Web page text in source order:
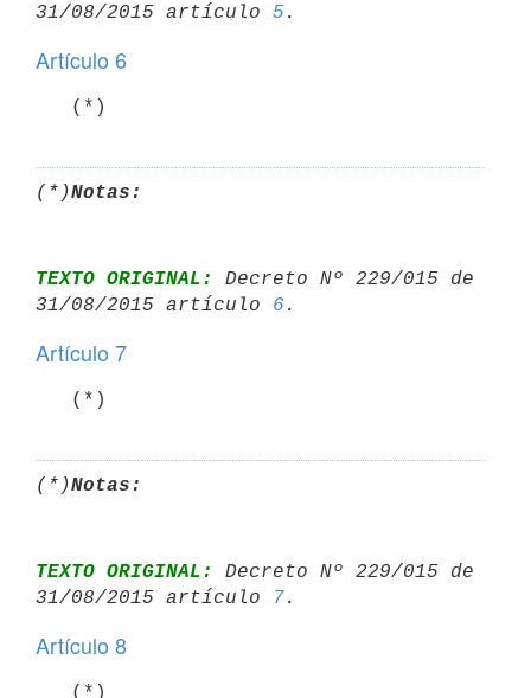
31/08/2015 artículo 5
Artículo 6
   (*)
(*)Notas:
TEXTO ORIGINAL:
Decreto Nº 229/015 de
31/08/2015 artículo 6
Artículo 7
   (*)
(*)Notas:
TEXTO ORIGINAL:
Decreto Nº 229/015 de
31/08/2015 artículo
7
Artículo 8
   (*)